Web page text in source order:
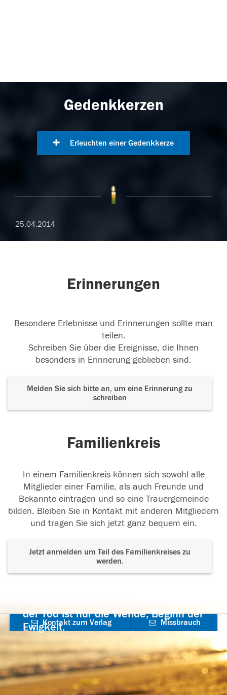
Gedenkkerzen
Erleuchten einer Gedenkkerze
25.04.2014
Erinnerungen
Besondere Erlebnisse und Erinnerungen sollte man
teilen.
Schreiben Sie über die Ereignisse, die Ihnen
besonders in Erinnerung geblieben sind.
Melden Sie sich bitte an, um eine Erinnerung zu
schreiben
Familienkreis
In einem Familienkreis können sich sowohl alle
Mitglieder einer Familie, als auch Freunde und
Bekannte eintragen und so eine Trauergemeinde
bilden. Bleiben Sie in Kontakt mit anderen Mitgliedern
und tragen Sie sich jetzt ganz bequem ein.
Jetzt anmelden um Teil des Familienkreises zu
werden.
der Tod ist nur die Wende, Beginn der
Ewigkeit.
Kontakt zum Verlag
aufnehmen
Missbrauch